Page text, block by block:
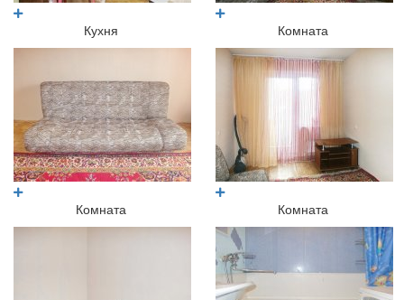
Кухня Комната
Комната Комната